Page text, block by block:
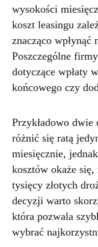
wysokości
koszt leasingu
znacząco wpłynąć
Poszczególne
dotyczące wpłaty
końcowego czy
Przykładowo dwie
różnić się ratą
miesięcznie,
kosztów okaże
tysięcy złotych
decyzji warto
która pozwala
wybrać